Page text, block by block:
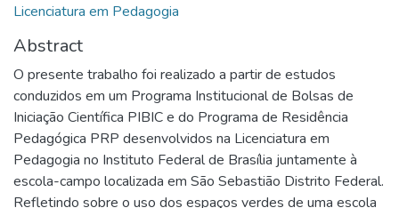
Licenciatura em Pedagogia
Abstract
O presente trabalho foi realizado a partir de estudos
conduzidos em um Programa Institucional de Bolsas de
Iniciação Científica PIBIC e do Programa de Residência
Pedagógica PRP desenvolvidos na Licenciatura em
Pedagogia no Instituto Federal de Brasília juntamente à
escola-campo localizada em São Sebastião Distrito Federal.
Refletindo sobre o uso dos espaços verdes de uma escola